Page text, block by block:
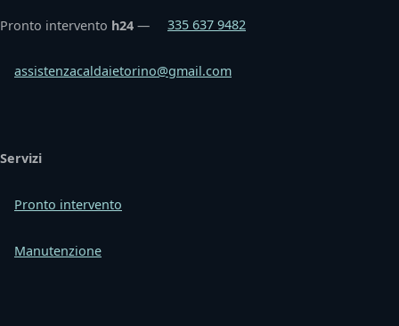
Pronto intervento h24 — 335 637 9482
assistenzacaldaietorino@gmail.com
Servizi
Pronto intervento
Manutenzione